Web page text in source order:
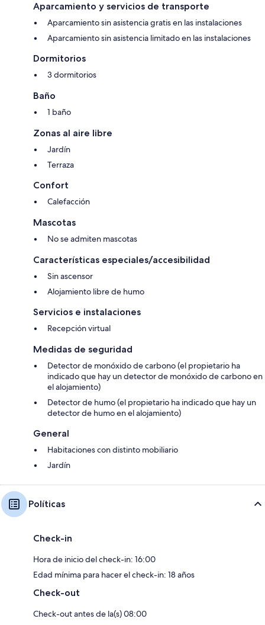
Aparcamiento y servicios de transporte
Aparcamiento sin asistencia gratis en las instalaciones
Aparcamiento sin asistencia limitado en las instalaciones
Dormitorios
3 dormitorios
Baño
1 baño
Zonas al aire libre
Jardín
Terraza
Confort
Calefacción
Mascotas
No se admiten mascotas
Características especiales/accesibilidad
Sin ascensor
Alojamiento libre de humo
Servicios e instalaciones
Recepción virtual
Medidas de seguridad
Detector de monóxido de carbono (el propietario ha
indicado que hay un detector de monóxido de carbono en
el alojamiento)
Detector de humo (el propietario ha indicado que hay un
detector de humo en el alojamiento)
General
Habitaciones con distinto mobiliario
Jardín
Políticas
Check-in
Hora de inicio del check-in: 16:00
Edad mínima para hacer el check-in: 18 años
Check-out
Check-out antes de la(s) 08:00